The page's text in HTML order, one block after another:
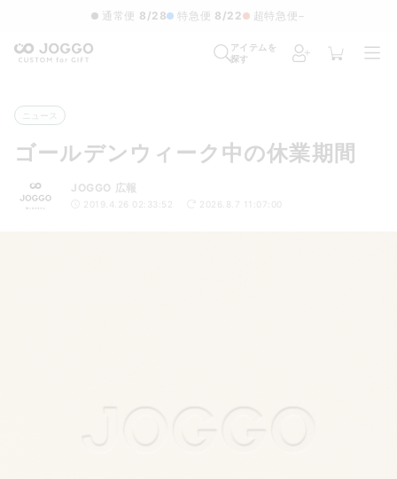
通常便 8/28 特急便 8/22 超特急便−
アイテムを
探す
ニュース
ゴールデンウィーク中の休業期間
JOGGO 広報
2019.4.26 02:33:52 2026.8.7 11:07:00